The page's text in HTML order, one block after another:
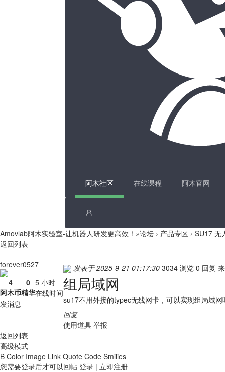
阿木社区 在线课程 阿木官网
Amovlab阿木实验室-让机器人研发更高效！ »论坛 › 产品专区 › SU17 无
返回列表
forever0527
4
阿木币
0
精华
5 小时
在线时间
发消息
发表于 2025-9-21 01:17:30 3034 浏览 0 回复
组局域网
su17不用外接的typec无线网卡，可以实现组局域网
回复
使用道具 举报
返回列表
高级模式
B Color Image Link Quote Code Smilies
您需要登录后才可以回帖 登录 | 立即注册